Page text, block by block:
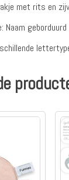
met rits en
Naam